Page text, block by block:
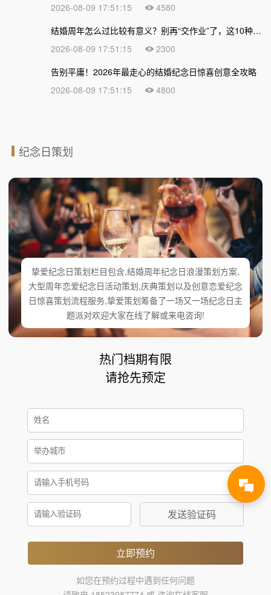
2026-08-09 17:51:15
4580
结婚周年怎么过比较有意义？别再“交作业”了，这10种走心过法让爱情越久越浓
2026-08-09 17:51:15
2300
告别平庸！2026年最走心的结婚纪念日惊喜创意全攻略
2026-08-09 17:51:15
4800
纪念日策划
挚爱纪念日策划栏目包含,结婚周年纪念日浪漫策划方案,
大型周年恋爱纪念日活动策划,庆典策划以及创意恋爱纪念
日惊喜策划流程服务,挚爱策划筹备了一场又一场纪念日主
题派对欢迎大家在线了解或来电咨询!
热门档期有限
请抢先预定
发送验证码
立即预约
如您在预约过程中遇到任何问题